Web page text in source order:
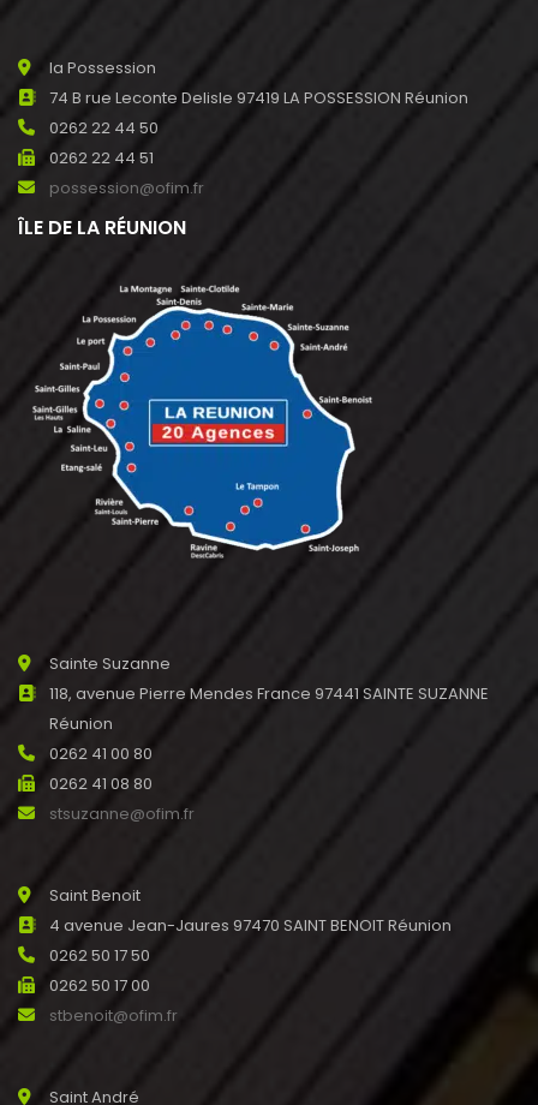
la Possession
74 B rue Leconte Delisle 97419 LA POSSESSION Réunion
0262 22 44 50
0262 22 44 51
possession@ofim.fr
ÎLE DE LA RÉUNION
Sainte Suzanne
118, avenue Pierre Mendes France 97441 SAINTE SUZANNE
Réunion
0262 41 00 80
0262 41 08 80
stsuzanne@ofim.fr
Saint Benoit
4 avenue Jean-Jaures 97470 SAINT BENOIT Réunion
0262 50 17 50
0262 50 17 00
stbenoit@ofim.fr
Saint André